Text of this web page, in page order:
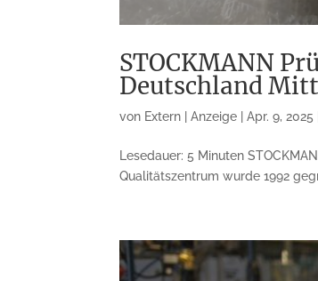
STOCKMANN
Deutschland
von Extern | Anzeige |Apr. 9, 2025
Lesedauer: 5 Minuten
Qualitätszentrum wurde 1992